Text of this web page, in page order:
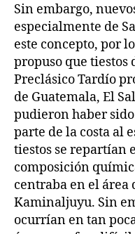
Sin embargo,
especialmente de
este concepto, por
propuso que tiestos
Preclásico Tardío
de Guatemala, El
pudieron haber
parte de la costa al
tiestos se repartían
composición
centraba en el área
Kaminaljuyu. Sin
ocurrían en tan